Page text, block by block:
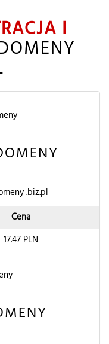
I
.biz.pl
Cena
17.47 PLN